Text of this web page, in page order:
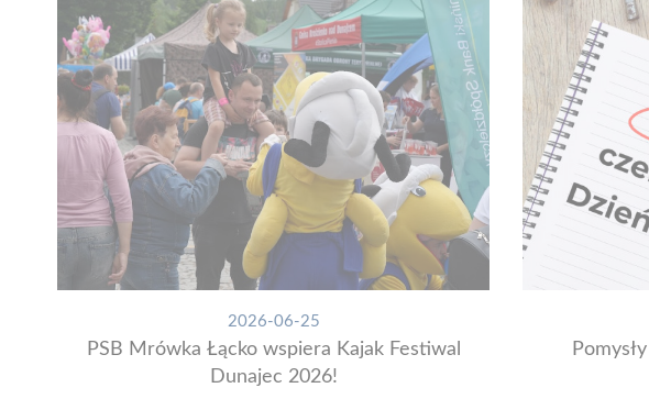
2026-06-25
PSB Mrówka Łącko wspiera Kajak Festiwal
Dunajec 2026!